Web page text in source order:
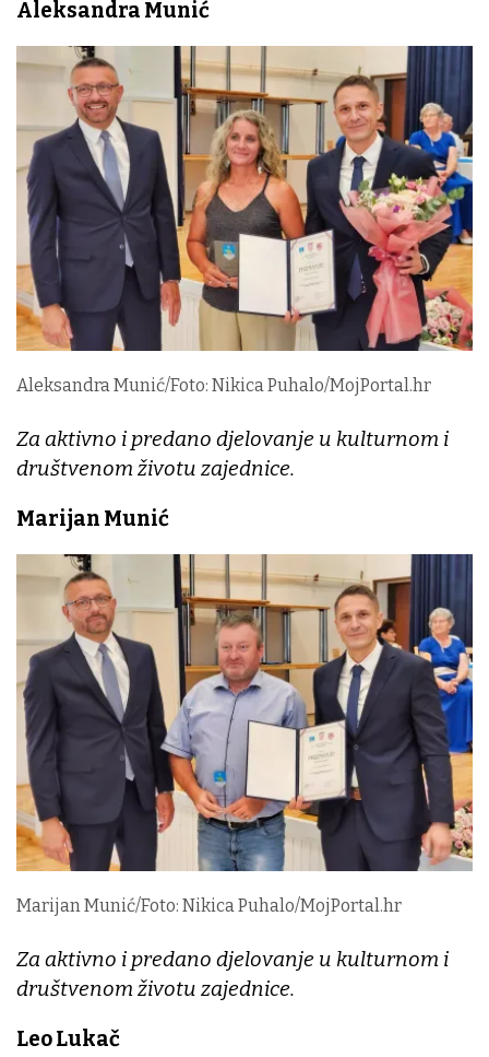
Aleksandra Munić
Aleksandra Munić/Foto: Nikica Puhalo/MojPortal.hr
Za aktivno i predano djelovanje u kulturnom i
društvenom životu zajednice.
Marijan Munić
Marijan Munić/Foto: Nikica Puhalo/MojPortal.hr
Za aktivno i predano djelovanje u kulturnom i
društvenom životu zajednice.
Leo Lukač